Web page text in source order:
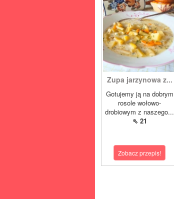
Zupa jarzynowa z...
Gotujemy ją na dobrym
rosole wołowo-
drobiowym z naszego...
⇖ 21
Zobacz przepis!